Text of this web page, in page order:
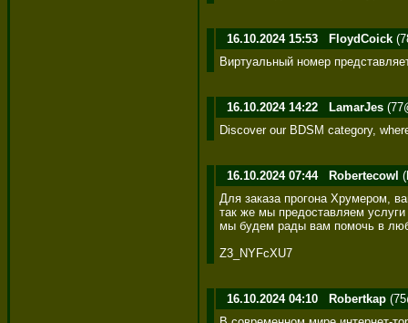
16.10.2024 15:53 FloydCoick
Виртуальный номер
16.10.2024 14:22 LamarJes
Discover our BDSM category,
16.10.2024 07:44 Robertecowl
Для заказа прогона Хрумером,
так же мы предоставляем
мы будем рады вам помочь в
Z3_NYFcXU7
16.10.2024 04:10 Robertkap